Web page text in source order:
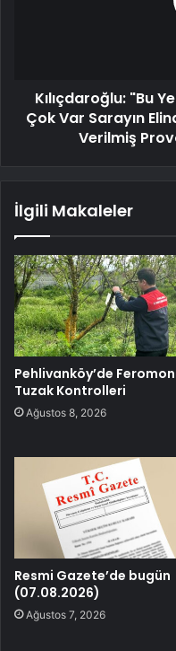
Kılıçdaroğlu: "Bu
Çok Var Sarayın
Verilmiş
İlgili Makaleler
Pehlivanköy’de Feromon
Tuzak Kontrolleri
Ağustos 8, 2026
Resmi Gazete’de bugün
(07.08.2026)
Ağustos 7, 2026